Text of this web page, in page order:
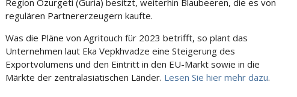
Region Ozurgeti (Guria) besitzt, weiterhin Blaubeeren, die es von
regulären Partnererzeugern kaufte.
Was die Pläne von Agritouch für 2023 betrifft, so plant das
Unternehmen laut Eka Vepkhvadze eine Steigerung des
Exportvolumens und den Eintritt in den EU-Markt sowie in die
Märkte der zentralasiatischen Länder. Lesen Sie hier mehr dazu.